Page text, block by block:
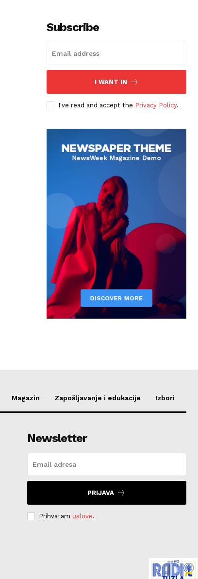
Subscribe
I WANT IN
I've read and accept the Privacy Policy.
Magazin Zapošljavanje i edukacije Izbori
Newsletter
PRIJAVA
Prihvatam uslove.